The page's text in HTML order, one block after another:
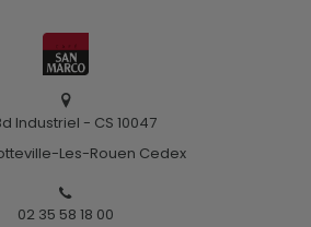
Industriel - CS 10047
Les-Rouen Cedex
02 35 58 18 00